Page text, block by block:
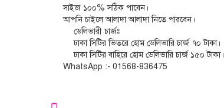
সাইজ ১০০% সঠিক পাবেন।
আপনি চাইলে আলাদা আলাদা নিতে পারবেন।
ডেলিভারী চার্জঃ
ঢাকা সিটির ভিতরে হোম ডেলিভারি চার্জ ৭০ টাকা।
ঢাকা সিটির বাহিরে হোম ডেলিভারি চার্জ ১৫০ টাকা।
WhatsApp :- 01568-836475